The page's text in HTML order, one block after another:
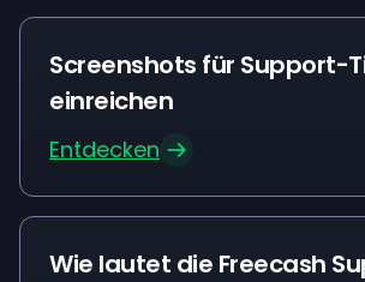
Screenshots für Support-
einreichen
Entdecken
Wie lautet die Freecash